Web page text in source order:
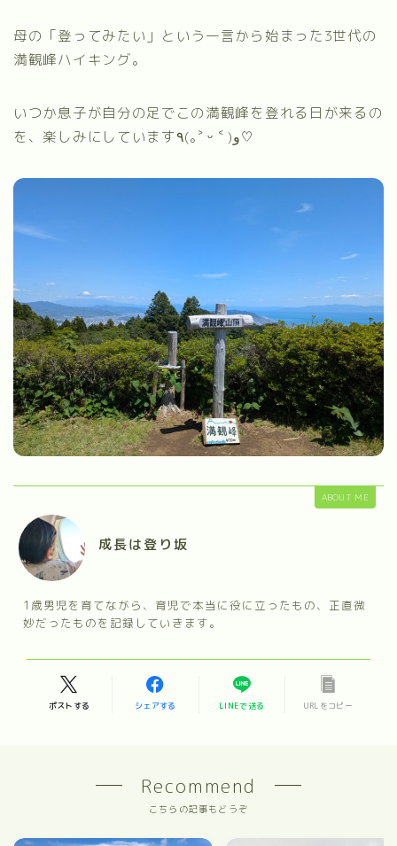
母の「登ってみたい」という一言から始まった3世代の
満観峰ハイキング。
いつか息子が自分の足でこの満観峰を登れる日が来るの
を、楽しみにしています٩(｡˃ ᵕ ˂ )و♡
ABOUT ME
成長は登り坂
1歳男児を育てながら、育児で本当に役に立ったもの、正直微
妙だったものを記録していきます。
ポストする シェアする LINEで送る URLをコピー
Recommend
こちらの記事もどうぞ